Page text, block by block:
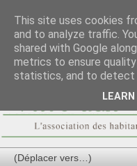
This site uses cookies
and to analyze traffic.
shared with Google
metrics to ensure
statistics, and to detect